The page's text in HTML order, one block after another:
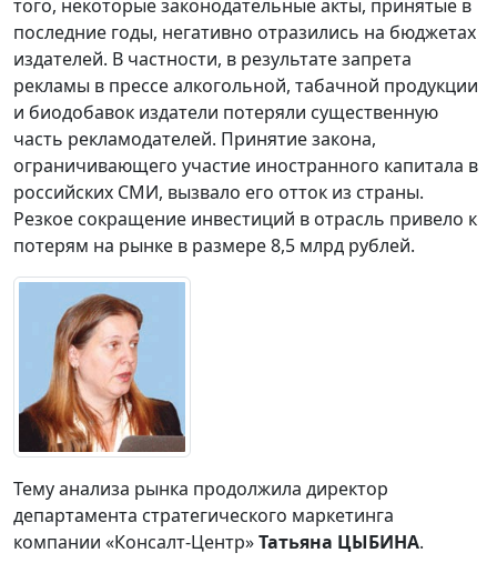
того, некоторые законодательные акты, принятые в
последние годы, негативно отразились на бюджетах
издателей. В частности, в результате запрета
рекламы в прессе алкогольной, табачной продукции
и биодобавок издатели потеряли существенную
часть рекламодателей. Принятие закона,
ограничивающего участие иностранного капитала в
российских СМИ, вызвало его отток из страны.
Резкое сокращение инвестиций в отрасль привело к
потерям на рынке в размере 8,5 млрд рублей.
Тему анализа рынка продолжила директор
департамента стратегического маркетинга
компании «Консалт-Центр»Татьяна ЦЫБИНА.